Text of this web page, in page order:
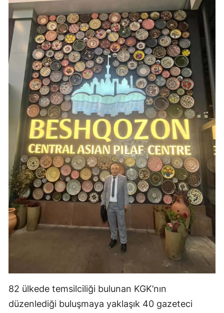
82 ülkede temsilciliği bulunan KGK’nın
düzenlediği buluşmaya yaklaşık 40 gazeteci